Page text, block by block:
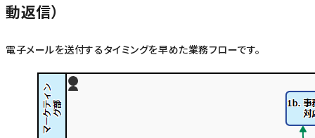
動返信）
電子メールを送付するタイミングを早めた業務フローです。